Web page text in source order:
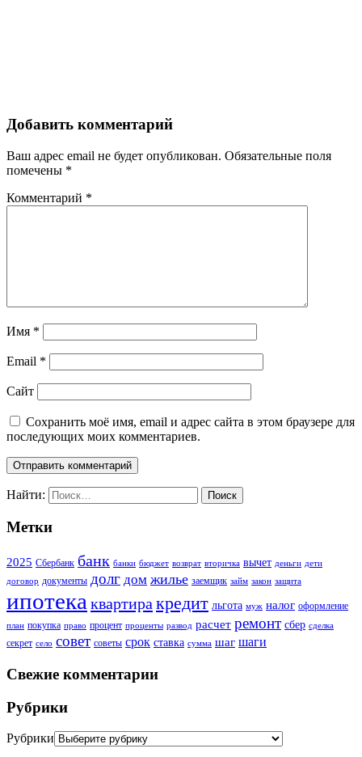
Добавить комментарий
Ваш адрес email не будет опубликован. Обязательные поля
помечены *
Комментарий *
Имя *
Email *
Сайт
Сохранить моё имя, email и адрес сайта в этом браузере для
последующих моих комментариев.
Найти:
Метки
2025 Сбербанк банк банки бюджет возврат вторичка вычет деньги дети
договор документы долг дом жилье заемщик займ закон защита
ипотека квартира кредит льгота муж налог оформление
план покупка право процент проценты развод расчет ремонт сбер сделка
секрет село совет советы срок ставка сумма шаг шаги
Свежие комментарии
Рубрики
Рубрики